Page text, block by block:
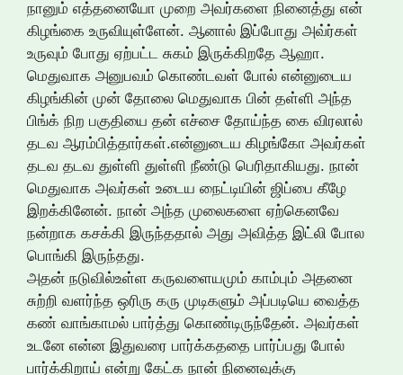
நானும் எத்தனையோ முறை அவர்களை நினைத்து என்
கிழங்கை உருவியுள்ளேன். ஆனால் இப்போது அவ்ர்கள்
உருவும் போது ஏற்பட்ட சுகம் இருக்கிறதே ஆஹா.
மெதுவாக அனுபவம் கொண்டவள் போல் என்னுடைய
கிழங்கின் முன் தோலை மெதுவாக பின் தள்ளி அந்த
பிங்க் நிற பகுதியை தன் எச்சை தோய்ந்த கை விரலால்
தடவ ஆரம்பித்தார்கள்.என்னுடைய கிழங்கோ அவர்கள்
தடவ தடவ துள்ளி துள்ளி நீண்டு பெரிதாகியது. நான்
மெதுவாக அவர்கள் உடைய நைட்டியின் ஜிப்பை கீழே
இறக்கினேன். நான் அந்த முலைகளை ஏற்கெனவே
நன்றாக கசக்கி இருந்ததால் அது அவித்த இட்லி போல
பொங்கி இருந்தது.
அதன் நடுவில்உள்ள கருவளையமும் காம்பும் அதனை
சுற்றி வளர்ந்த ஒரிரு கரு முடிகளும் அப்படியெ வைத்த
கண் வாங்காமல் பார்த்து கொண்டிருந்தேன். அவர்கள்
உடனே என்ன இதுவரை பார்க்கததை பார்ப்பது போல்
பார்க்கிறாய் என்று கேட்க நான் நினைவுக்கு